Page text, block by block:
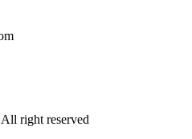
right reserved